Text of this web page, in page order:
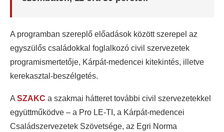
A programban szereplő előadások között szerepel az
egyszülős családokkal foglalkozó civil szervezetek
programismertetője, Kárpát-medencei kitekintés, illetve
kerekasztal-beszélgetés.
ASZAKC a szakmai hátteret további civil szervezetekkel
együttműködve – a Pro LE-TI, a Kárpát-medencei
Családszervezetek Szövetsége, az Egri Norma